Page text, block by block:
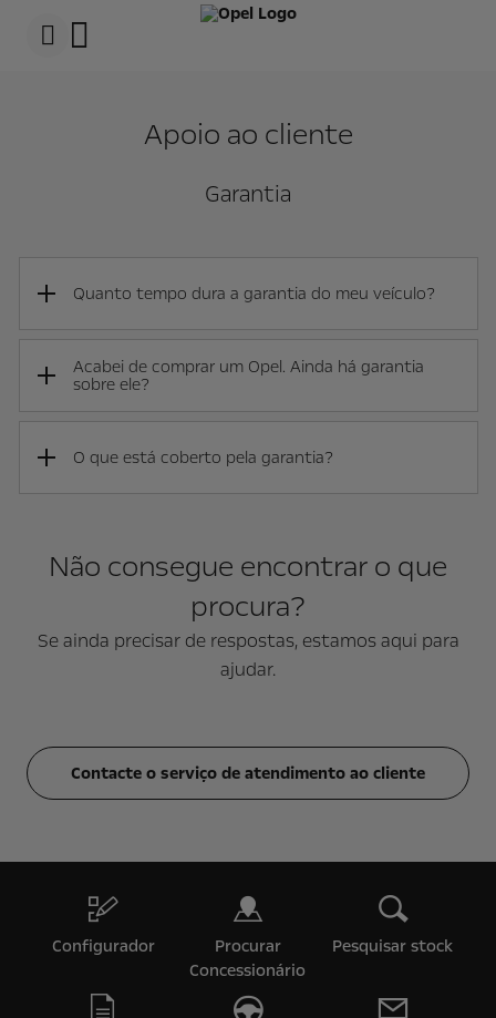
Apoio ao cliente
Garantia
Quanto tempo dura a garantia do meu veículo?
Acabei de comprar um Opel. Ainda há garantia
sobre ele?
O que está coberto pela garantia?
Não consegue encontrar o que
procura?
Se ainda precisar de respostas, estamos aqui para
ajudar.
Contacte o serviço de atendimento ao cliente
Configurador
Procurar
Concessionário
Pesquisar stock